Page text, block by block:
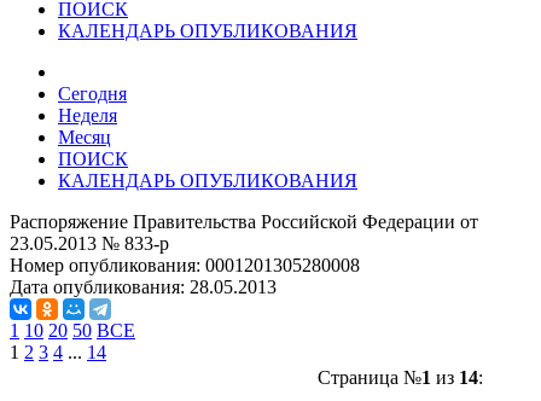
ПОИСК
КАЛЕНДАРЬ ОПУБЛИКОВАНИЯ
Сегодня
Неделя
Месяц
ПОИСК
КАЛЕНДАРЬ ОПУБЛИКОВАНИЯ
Распоряжение Правительства Российской Федерации от
23.05.2013 № 833-р
Номер опубликования: 0001201305280008
Дата опубликования: 28.05.2013
1 10 20 50 ВСЕ
1 2 3 4 ... 14
Страница №1 из 14: